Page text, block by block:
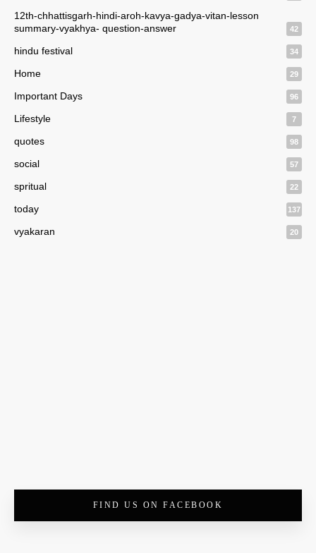
12th-chhattisgarh-hindi-aroh-kavya-gadya-vitan-lesson
summary-vyakhya- question-answer
42
hindu festival 34
Home 29
Important Days 96
Lifestyle 7
quotes 98
social 57
spritual 22
today 137
vyakaran 20
FIND US ON FACEBOOK